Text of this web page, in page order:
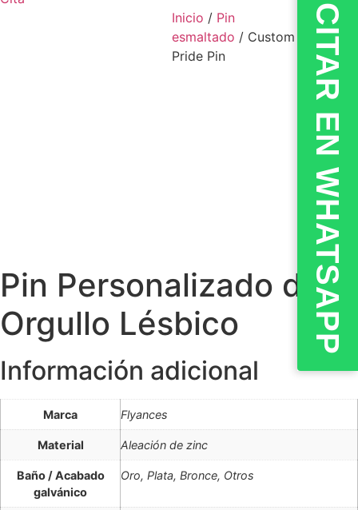
Inicio / Pin
esmaltado / Custom Lesbian
Pride Pin
Pin Personalizado del
Orgullo Lésbico
Información adicional
Marca Flyances
Material Aleación de zinc
Baño / Acabado
galvánico
Oro, Plata, Bronce, Otros
💬CITAR EN WHATSAPP